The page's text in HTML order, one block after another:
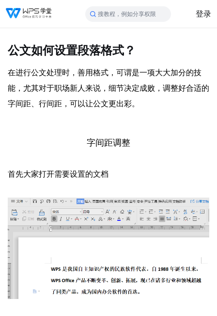
搜教程，例如分享权限 登录
公文如何设置段落格式？
在进行公文处理时，善用格式，可谓是一项大大加分的技
能，尤其对于职场新人来说，细节决定成败，调整好合适的
字间距、行间距，可以让公文更出彩。
字间距调整
首先大家打开需要设置的文档